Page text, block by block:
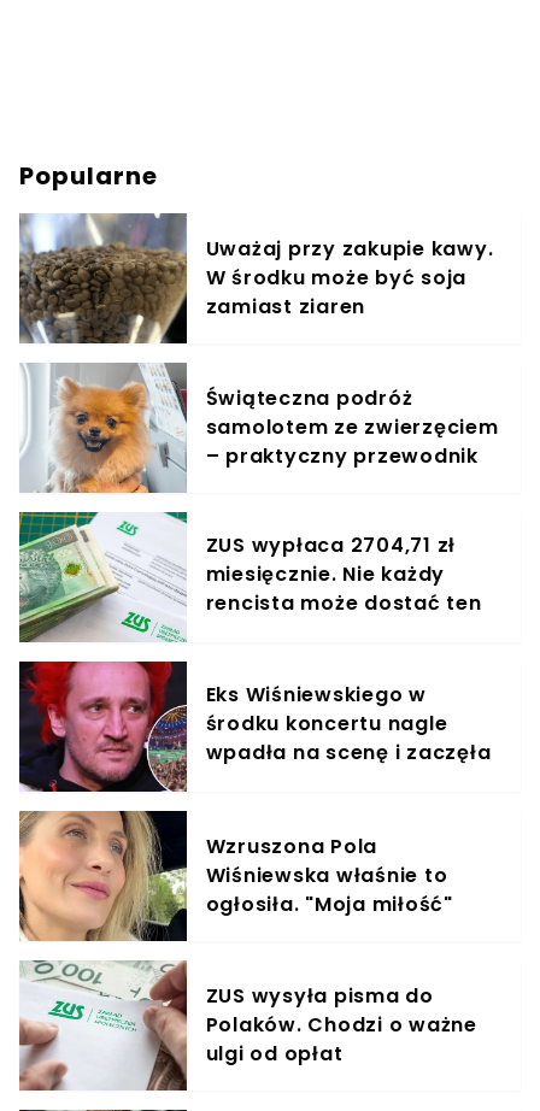
Popularne
Uważaj przy zakupie kawy.
W środku może być soja
zamiast ziaren
Świąteczna podróż
samolotem ze zwierzęciem
– praktyczny przewodnik
ZUS wypłaca 2704,71 zł
miesięcznie. Nie każdy
rencista może dostać ten
Eks Wiśniewskiego w
środku koncertu nagle
wpadła na scenę i zaczęła
Wzruszona Pola
Wiśniewska właśnie to
ogłosiła. "Moja miłość"
ZUS wysyła pisma do
Polaków. Chodzi o ważne
ulgi od opłat